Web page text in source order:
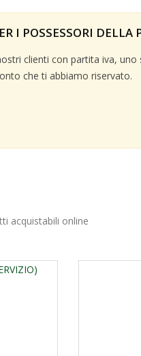
I POSSESSORI DELLA
clienti con partita iva,
che ti abbiamo riservato.
acquistabili online